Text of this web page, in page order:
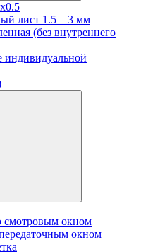
лист 1.5 – 3 мм
(без внутреннего
индивидуальной
смотровым окном
окном